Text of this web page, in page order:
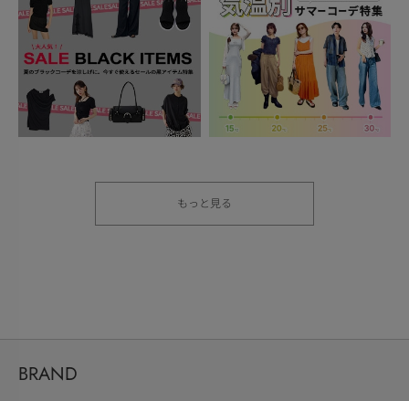
もっと見る
BRAND